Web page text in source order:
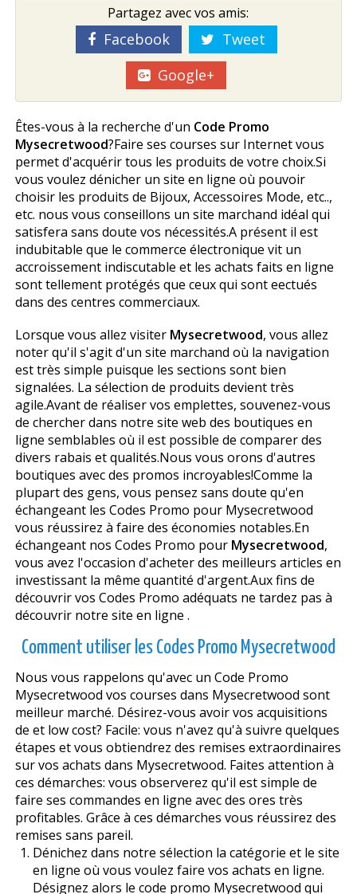
Partagez avec vos amis:
Facebook
Tweet
Google+
Êtes-vous à la recherche d'un Code Promo
Mysecretwood?Faire ses courses sur Internet vous
permet d'acquérir tous les produits de votre choix.Si
vous voulez dénicher un site en ligne où pouvoir
choisir les produits de Bijoux, Accessoires Mode, etc..,
etc. nous vous conseillons un site marchand idéal qui
satisfera sans doute vos nécessités.A présent il est
indubitable que le commerce électronique vit un
accroissement indiscutable et les achats faits en ligne
sont tellement protégés que ceux qui sont effectués
dans des centres commerciaux.
Lorsque vous allez visiter Mysecretwood, vous allez
noter qu'il s'agit d'un site marchand où la navigation
est très simple puisque les sections sont bien
signalées. La sélection de produits devient très
agile.Avant de réaliser vos emplettes, souvenez-vous
de chercher dans notre site web des boutiques en
ligne semblables où il est possible de comparer des
divers rabais et qualités.Nous vous offrons d'autres
boutiques avec des promos incroyables!Comme la
plupart des gens, vous pensez sans doute qu'en
échangeant les Codes Promo pour Mysecretwood
vous réussirez à faire des économies notables.En
échangeant nos Codes Promo pour Mysecretwood,
vous avez l'occasion d'acheter des meilleurs articles en
investissant la même quantité d'argent.Aux fins de
découvrir vos Codes Promo adéquats ne tardez pas à
découvrir notre site en ligne .
Comment utiliser les Codes Promo Mysecretwood
Nous vous rappelons qu'avec un Code Promo
Mysecretwood vos courses dans Mysecretwood sont
meilleur marché. Désirez-vous avoir vos acquisitions
de et low cost? Facile: vous n'avez qu'à suivre quelques
étapes et vous obtiendrez des remises extraordinaires
sur vos achats dans Mysecretwood. Faites attention à
ces démarches: vous observerez qu'il est simple de
faire ses commandes en ligne avec des offres très
profitables. Grâce à ces démarches vous réussirez des
remises sans pareil.
Dénichez dans notre sélection la catégorie et le site
en ligne où vous voulez faire vos achats en ligne.
Désignez alors le code promo Mysecretwood qui